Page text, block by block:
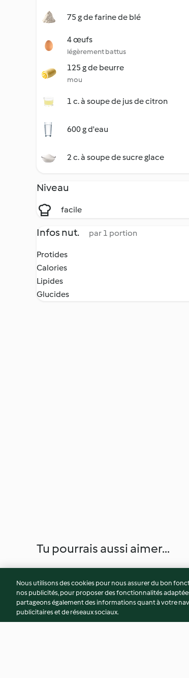
75 g de farine de blé
4 œufs
légèrement battus
125 g de beurre
mou
1 c. à soupe de jus de citron
600 g d'eau
2 c. à soupe de sucre glace
Niveau
facile
Infos nut. par 1 portion
Protides
Calories
Lipides
Glucides
Tu pourrais aussi aimer...
Nous utilisons des cookies pour nous assurer du bon
nos publicités, pour proposer des fonctionnalités
partageons également des informations quant à votre
publicitaires et de réseaux sociaux.